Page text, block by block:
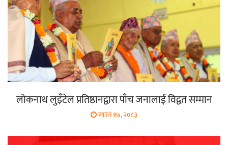
लोकनाथ लुइँटेल प्रतिष्ठानद्वारा पाँच जनालाई विद्वत सम्मान
साउन १७, २०८३